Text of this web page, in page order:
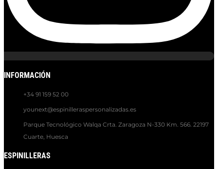
INFORMACIÓN
+34 91 159 52 00
younext@espinilleraspersonalizadas.es
Parque Tecnológico Walqa Crta. Zaragoza N-330 Km. 566. 22197
Cuarte, Huesca
ESPINILLERAS